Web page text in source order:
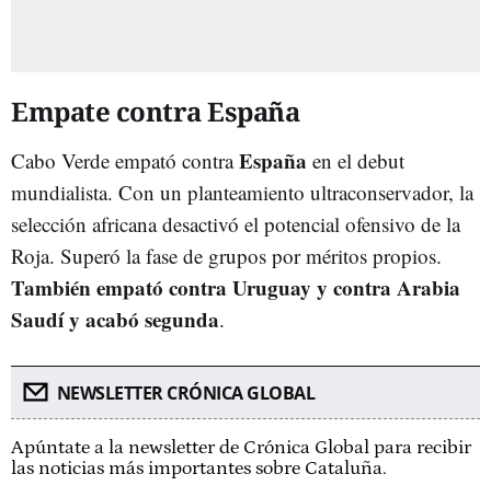
Empate contra España
Cabo Verde empató contraEspaña en el debut
mundialista. Con un planteamiento ultraconservador, la
selección africana desactivó el potencial ofensivo de la
Roja. Superó la fase de grupos por méritos propios.
También empató contra Uruguay y contra Arabia
Saudí y acabó segunda.
NEWSLETTER CRÓNICA GLOBAL
Apúntate a la newsletter de Crónica Global para recibir
las noticias más importantes sobre Cataluña.